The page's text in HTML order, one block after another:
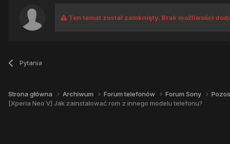
Ten temat został zamknięty. Brak możliwości
Pytania
Strona główna Archiwum Forum telefonów Forum Sony
[Xperia Neo V] Jak zainstalować rom z innego modelu telefonu?